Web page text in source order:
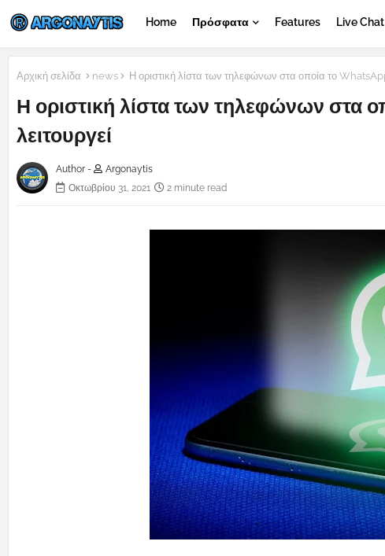
Home Πρόσφατα Features Live Chat
Αρχική σελίδα news Η οριστική λίστα των τηλεφώνων στα οποία το
Η οριστική λίστα των τηλεφώνων στα
λειτουργεί
Author -
Argonaytis
Οκτωβρίου 31, 2021
2 minute read